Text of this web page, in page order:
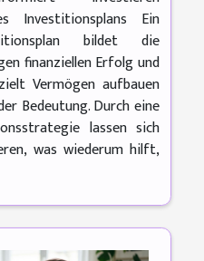
Investitionsplans Ein
bildet die
finanziellen Erfolg und
Vermögen aufbauen
Bedeutung. Durch eine
lassen sich
was wiederum hilft,